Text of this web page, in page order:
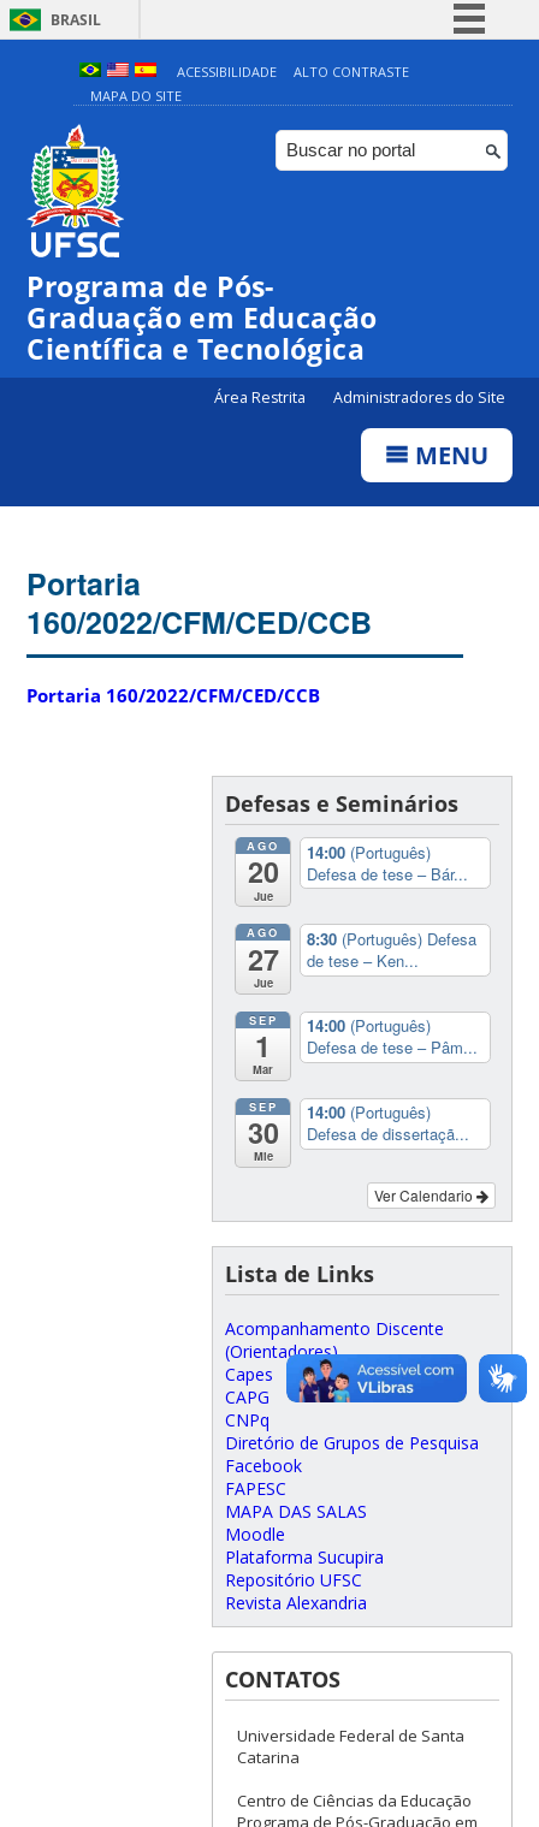
BRASIL
Simplifique!
Comunica BR
Participe
ACESSIBILIDADE
ALTO CONTRASTE
MAPA DO SITE
Programa de Pós-
Graduação em Educação
Científica e Tecnológica
Área Restrita Administradores do Site
MENU
Portaria
160/2022/CFM/CED/CCB
Portaria 160/2022/CFM/CED/CCB
Defesas e Seminários
AGO
20
Jue
14:00 (Português)
Defesa de tese – Bár...
AGO
27
Jue
8:30 (Português) Defesa
de tese – Ken...
SEP
1
Mar
14:00 (Português)
Defesa de tese – Pâm...
SEP
30
Mie
14:00 (Português)
Defesa de dissertaçã...
Ver Calendario
Lista de Links
Acompanhamento Discente
(Orientadores)
Capes
CAPG
CNPq
Diretório de Grupos de Pesquisa
Facebook
FAPESC
MAPA DAS SALAS
Moodle
Plataforma Sucupira
Repositório UFSC
Revista Alexandria
CONTATOS
Universidade Federal de Santa
Catarina
Centro de Ciências da Educação
Programa de Pós-Graduação em